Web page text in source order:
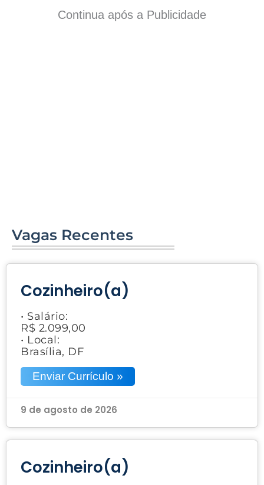
Continua após a Publicidade
Vagas Recentes
Cozinheiro(a)
• Salário:
R$ 2.099,00
• Local:
Brasília, DF
Enviar Currículo »
9 de agosto de 2026
Cozinheiro(a)